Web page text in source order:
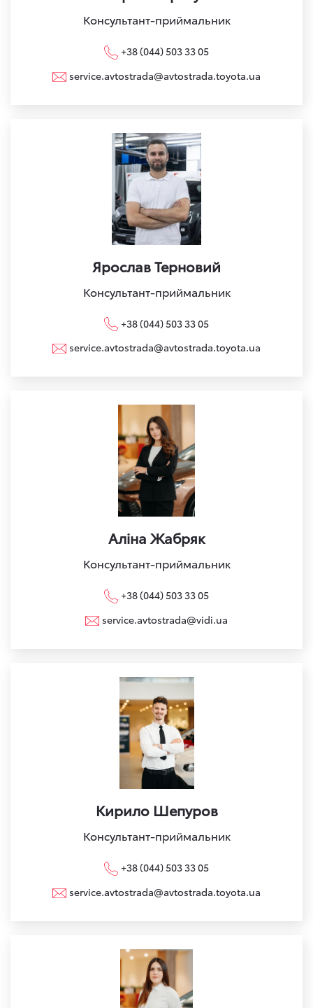
Консультант-приймальник
+38 (044) 503 33 05
service.avtostrada@avtostrada.toyota.ua
Ярослав Терновий
Консультант-приймальник
+38 (044) 503 33 05
service.avtostrada@avtostrada.toyota.ua
Аліна Жабряк
Консультант-приймальник
+38 (044) 503 33 05
service.avtostrada@vidi.ua
Кирило Шепуров
Консультант-приймальник
+38 (044) 503 33 05
service.avtostrada@avtostrada.toyota.ua